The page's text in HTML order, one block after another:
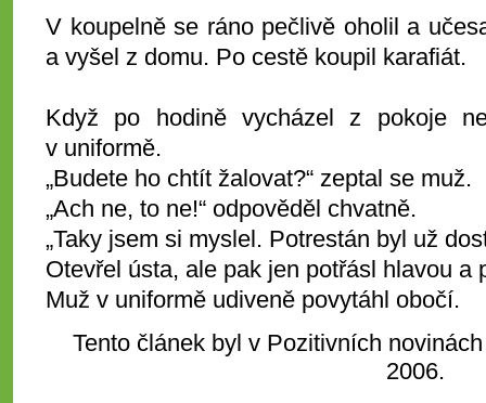
V koupelně se ráno pečlivě oholil a
a vyšel z domu. Po cestě koupil karafiát.
Když po hodině vycházel z pokoje
v uniformě.
„Budete ho chtít žalovat?“ zeptal se muž.
„Ach ne, to ne!“ odpověděl chvatně.
„Taky jsem si myslel. Potrestán byl už
Otevřel ústa, ale pak jen potřásl hlavou a
Muž v uniformě udiveně povytáhl obočí.
Tento článek byl v Pozitivních
2006.